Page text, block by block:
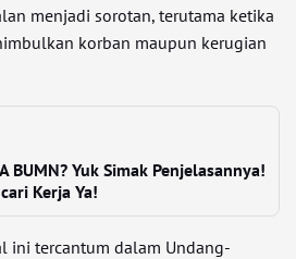
menjadi sorotan, terutama ketika
korban maupun kerugian
BUMN? Yuk Simak Penjelasannya!
Kerja Ya!
ini tercantum dalam Undang-